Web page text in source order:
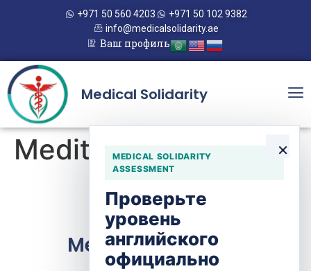
+971 50 560 4203
+971 50 102 9382
info@medicalsolidarity.ae
Ваш профиль
Medical Solidarity
×
MEDICAL SOLIDARITY
ASSESSMENT
Проверьте
уровень
английского
официально
Mediteam
Medical Solidarity